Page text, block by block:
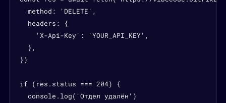
  method: 'DELETE',
  headers: {
    'X-Api-Key': 'YOUR_API_KEY',
  },
})
if (res.status === 204) {
  console.log('Отдел удалён')